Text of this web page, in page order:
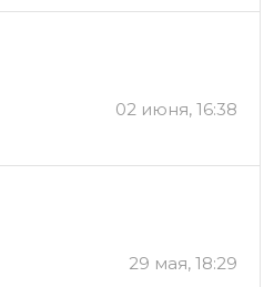
02 июня, 16:38
29 мая, 18:29